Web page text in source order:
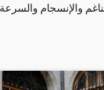
والإنسجام